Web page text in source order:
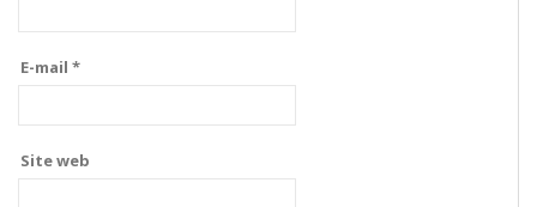
E-mail *
Site web